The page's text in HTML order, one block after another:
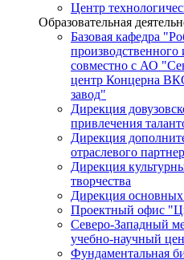
Центр
Образовательная
Базовая кафедра
производственного
совместно с АО
центр Концерна
завод"
Дирекция
привлечения
Дирекция
отраслевого
Дирекция
творчества
Дирекция
Проектный офис
Северо-Западный
учебно-научный
Фундаментальная